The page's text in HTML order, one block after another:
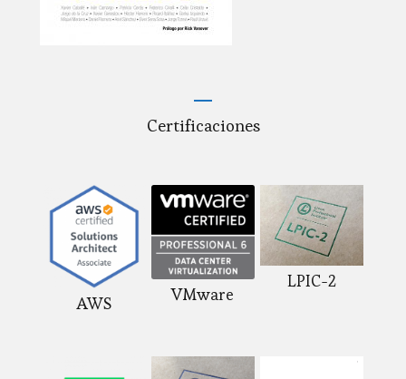
Certificaciones
AWS VMware
LPIC-2